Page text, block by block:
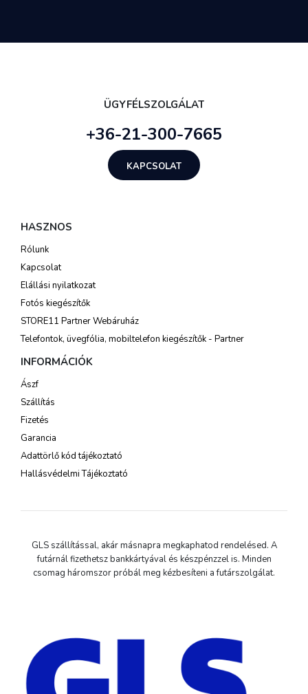
ÜGYFÉLSZOLGÁLAT
+36-21-300-7665
KAPCSOLAT
HASZNOS
Rólunk
Kapcsolat
Elállási nyilatkozat
Fotós kiegészítők
STORE11 Partner Webáruház
Telefontok, üvegfólia, mobiltelefon kiegészítők - Partner
INFORMÁCIÓK
Ászf
Szállítás
Fizetés
Garancia
Adattörlő kód tájékoztató
Hallásvédelmi Tájékoztató
GLS szállítással, akár másnapra megkaphatod rendelésed. A
futárnál fizethetsz bankkártyával és készpénzzel is. Minden
csomag háromszor próbál meg kézbesíteni a futárszolgálat.